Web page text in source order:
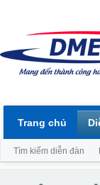
Trang chủ
Tìm kiếm diễn đàn